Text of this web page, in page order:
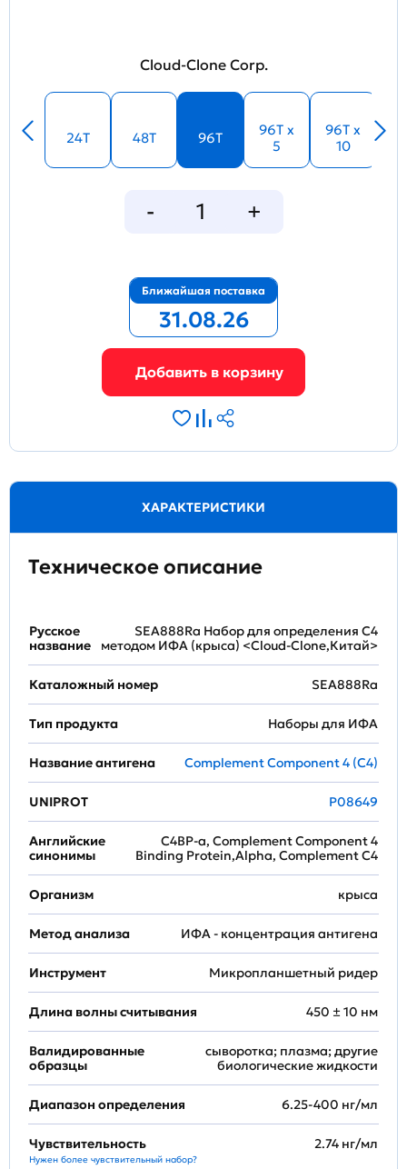
Cloud-Clone Corp.
24T 48T 96T
96T x
5
96T x
10
Ближайшая поставка
31.08.26
ХАРАКТЕРИСТИКИ
Техническое описание
Русское
название
SEA888Ra Набор для определения C4
методом ИФА (крыса) <Cloud-Clone,Китай>
Каталожный номер SEA888Ra
Тип продукта Наборы для ИФА
Название антигена Complement Component 4 (C4)
UNIPROT P08649
Английские
синонимы
C4BP-a, Complement Component 4
Binding Protein,Alpha, Complement C4
Организм крыса
Метод анализа ИФА - концентрация антигена
Инструмент Микропланшетный ридер
Длина волны считывания 450 ± 10 нм
Валидированные
образцы
сыворотка; плазма; другие
биологические жидкости
Диапазон определения 6.25-400 нг/мл
Чувствительность
Нужен более чувствительный набор?
2.74 нг/мл